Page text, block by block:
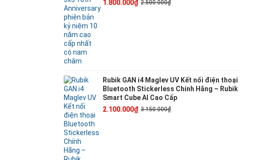
1.800.000₫ 2.500.000₫
Rubik GAN i4 Maglev UV Kết nối điện thoại
Bluetooth Stickerless Chính Hãng – Rubik
Smart Cube AI Cao Cấp
2.100.000₫ 3.150.000₫